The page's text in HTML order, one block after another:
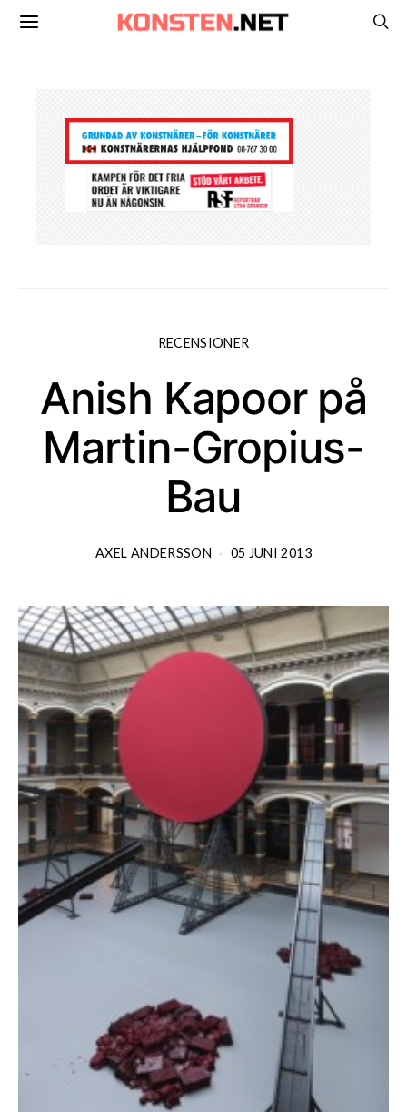
RECENSIONER
Anish Kapoor på
Martin-Gropius-
Bau
AXEL ANDERSSON 05 JUNI 2013